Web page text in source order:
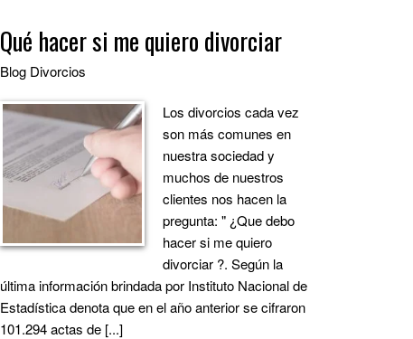
Qué hacer si me quiero divorciar
Blog Divorcios
Los divorcios cada vez
son más comunes en
nuestra sociedad y
muchos de nuestros
clientes nos hacen la
pregunta: " ¿Que debo
hacer si me quiero
divorciar ?. Según la
última información brindada por Instituto Nacional de
Estadística denota que en el año anterior se cifraron
101.294 actas de [...]